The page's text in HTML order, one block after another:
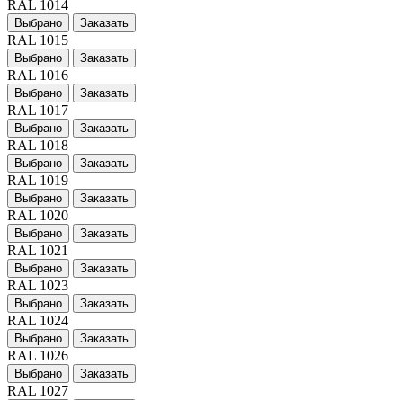
RAL 1014
Выбрано Заказать
RAL 1015
Выбрано Заказать
RAL 1016
Выбрано Заказать
RAL 1017
Выбрано Заказать
RAL 1018
Выбрано Заказать
RAL 1019
Выбрано Заказать
RAL 1020
Выбрано Заказать
RAL 1021
Выбрано Заказать
RAL 1023
Выбрано Заказать
RAL 1024
Выбрано Заказать
RAL 1026
Выбрано Заказать
RAL 1027